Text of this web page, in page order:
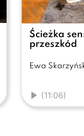
Ścieżka
przeszkód
Ewa
(11:06)